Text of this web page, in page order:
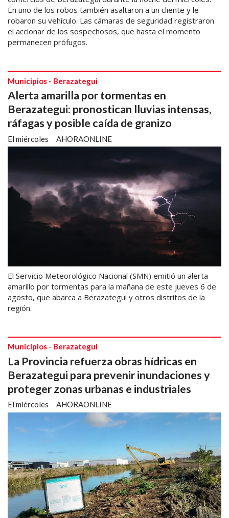
En uno de los robos también asaltaron a un cliente y le
robaron su vehículo. Las cámaras de seguridad registraron
el accionar de los sospechosos, que hasta el momento
permanecen prófugos.
Alerta amarilla por tormentas en
Berazategui: pronostican lluvias intensas,
ráfagas y posible caída de granizo
AHORAONLINE
Municipios - Berazategui
El miércoles
El Servicio Meteorológico Nacional (SMN) emitió un alerta
amarillo por tormentas para la mañana de este jueves 6 de
agosto, que abarca a Berazategui y otros distritos de la
región.
La Provincia refuerza obras hídricas en
Berazategui para prevenir inundaciones y
proteger zonas urbanas e industriales
AHORAONLINE
Municipios - Berazategui
El miércoles